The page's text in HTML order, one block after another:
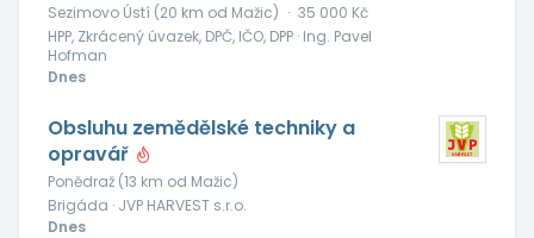
Sezimovo Ústí (20 km od Mažic) · 35 000 Kč
HPP, Zkrácený úvazek, DPČ, IČO, DPP · Ing. Pavel
Hofman
Dnes
Obsluhu zemědělské techniky a
opravář
Ponědraž (13 km od Mažic)
Brigáda · JVP HARVEST s.r.o.
Dnes